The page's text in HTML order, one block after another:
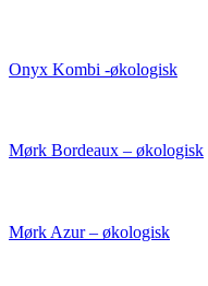
Onyx Kombi -økologisk
Mørk Bordeaux – økologisk
Mørk Azur – økologisk